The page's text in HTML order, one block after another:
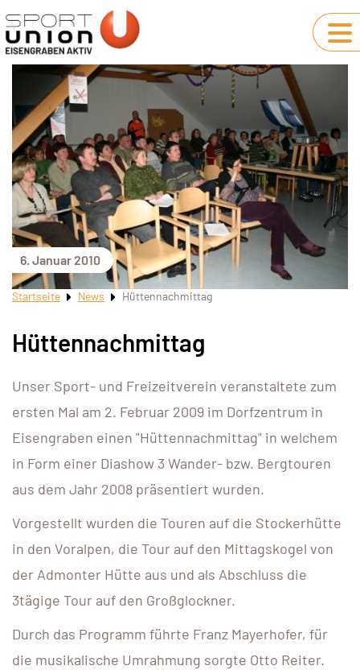
6. Januar 2010
Startseite News Hüttennachmittag
Hüttennachmittag
Unser Sport- und Freizeitverein veranstaltete zum
ersten Mal am 2. Februar 2009 im Dorfzentrum in
Eisengraben einen "Hüttennachmittag" in welchem
in Form einer Diashow 3 Wander- bzw. Bergtouren
aus dem Jahr 2008 präsentiert wurden.
Vorgestellt wurden die Touren auf die Stockerhütte
in den Voralpen, die Tour auf den Mittagskogel von
der Admonter Hütte aus und als Abschluss die
3tägige Tour auf den Großglockner.
Durch das Programm führte Franz Mayerhofer, für
die musikalische Umrahmung sorgte Otto Reiter.